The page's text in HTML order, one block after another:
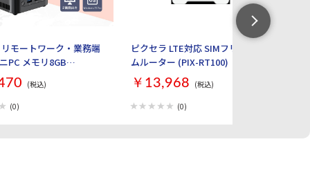
モートワーク・業務端
PC メモリ8GB
Windows 11 Pro 64bit
力 LC2314-8/256-
(税込)
(0)
ピクセラ LTE対応 SIMフリーホー
ムルーター (PIX-RT100)
￥13,968 (税込)
(0)